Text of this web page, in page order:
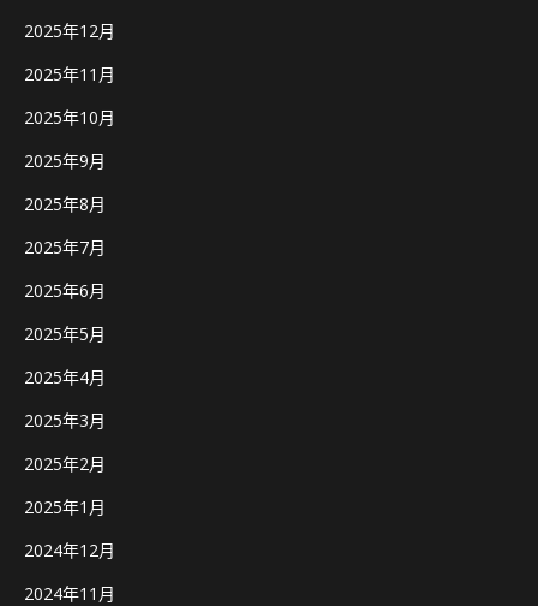
2025年12月
2025年11月
2025年10月
2025年9月
2025年8月
2025年7月
2025年6月
2025年5月
2025年4月
2025年3月
2025年2月
2025年1月
2024年12月
2024年11月